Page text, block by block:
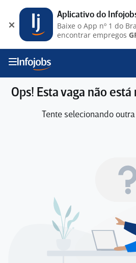
Ops! Esta vaga não
Tente selecionando
Aplicativo do
Baixe o App nº 1 do
encontrar empregos